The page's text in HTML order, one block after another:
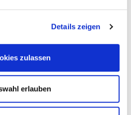
Details zeigen
zulassen
erlauben
den Verschleiß von
und Kunden jederzeit einen
Immobilie erhalten.
im Blick behalten